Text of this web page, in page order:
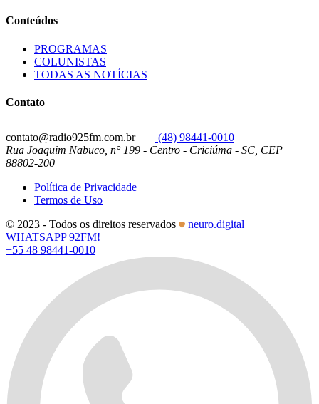
Conteúdos
PROGRAMAS
COLUNISTAS
TODAS AS NOTÍCIAS
Contato
contato@radio925fm.com.br
(48) 98441-0010
Rua Joaquim Nabuco, n° 199 - Centro - Criciúma - SC, CEP
88802-200
Política de Privacidade
Termos de Uso
© 2023 - Todos os direitos reservados
neuro.digital
WHATSAPP 92FM!
+55 48 98441-0010